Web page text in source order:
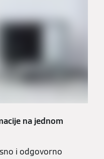
na jednom
i odgovorno